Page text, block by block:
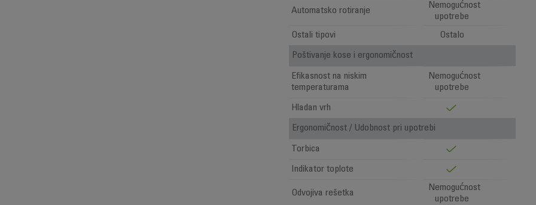
Automatsko rotiranje
Nemogućnost
upotrebe
Ostali tipovi
Ostalo
Poštivanje kose i ergonomičnost
Efikasnost na niskim
temperaturama
Nemogućnost
upotrebe
Hladan vrh
Ergonomičnost / Udobnost pri upotrebi
Torbica
Indikator toplote
Odvojiva rešetka
Nemogućnost
upotrebe